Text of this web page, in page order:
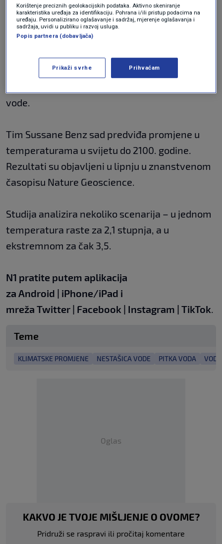
Zbog povišene temperature mogu se širiti i
bolesti poput legionarske bolesti, a ona će
imati utjecaja i na bioraznolikost.
Istraživači ističu da se ranije nije znalo
vode.
Tim Sussane Benz sad predviđa promjene u
temperaturama u svijetu do 2100. godine.
Rezultati su objavljeni u lipnju u znanstvenom
časopisu Nature Geoscience.
Studija analizira nekoliko scenarija – u jednom
temperatura raste za 2,1 stupnja, a u
ekstremnom za čak 3,5.
N1 pratite putem aplikacija
za Android | iPhone/iPad i
mreža Twitter | Facebook | Instagram | TikTok
Teme
KLIMATSKE PROMJENE NESTAŠICA VODE PITKA VODA VODA
Oglas
KAKVO JE TVOJE MIŠLJENJE O OVOME?
Pridruži se raspravi ili pročitaj komentare
Korištenje preciznih geolokacijskih podataka. Aktivno skeniranje
karakteristika uređaja za identifikaciju. Pohrana i/ili pristup podacima na
uređaju. Personalizirano oglašavanje i sadržaj, mjerenje oglašavanja i
sadržaja, uvidi u publiku i razvoj usluga.
Popis partnera (dobavljača)
Prikaži svrhe Prihvaćam